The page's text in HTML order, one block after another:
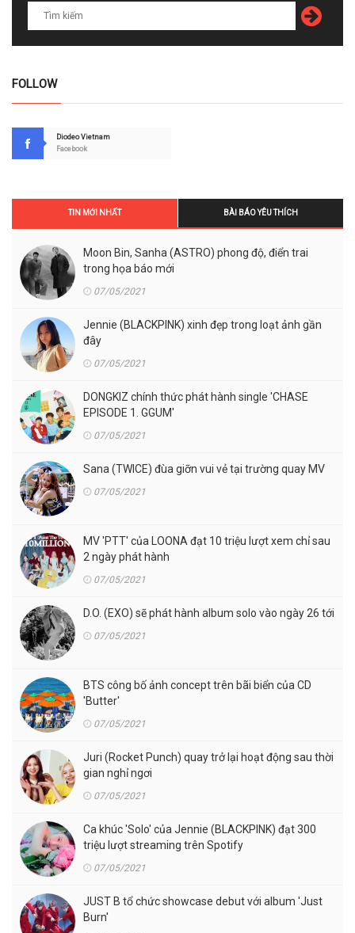
FOLLOW
Diodeo Vietnam
Facebook
TIN MỚI NHẤT BÀI BÁO YÊU THÍCH
Moon Bin, Sanha (ASTRO) phong độ, điển trai
trong họa báo mới
07/05/2021
Jennie (BLACKPINK) xinh đẹp trong loạt ảnh gần
đây
07/05/2021
DONGKIZ chính thức phát hành single 'CHASE
EPISODE 1. GGUM'
07/05/2021
Sana (TWICE) đùa giỡn vui vẻ tại trường quay MV
07/05/2021
MV 'PTT' của LOONA đạt 10 triệu lượt xem chỉ sau
2 ngày phát hành
07/05/2021
D.O. (EXO) sẽ phát hành album solo vào ngày 26 tới
07/05/2021
BTS công bố ảnh concept trên bãi biển của CD
'Butter'
07/05/2021
Juri (Rocket Punch) quay trở lại hoạt động sau thời
gian nghỉ ngơi
07/05/2021
Ca khúc 'Solo' của Jennie (BLACKPINK) đạt 300
triệu lượt streaming trên Spotify
07/05/2021
JUST B tổ chức showcase debut với album 'Just
Burn'